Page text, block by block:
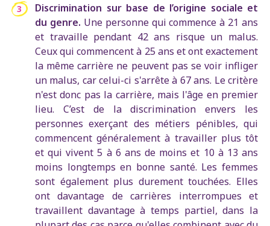
Discrimination sur base de l’origine sociale et
du genre. Une personne qui commence à 21 ans
et travaille pendant 42 ans risque un malus.
Ceux qui commencent à 25 ans et ont exactement
la même carrière ne peuvent pas se voir infliger
un malus, car celui-ci s'arrête à 67 ans. Le critère
n'est donc pas la carrière, mais l'âge en premier
lieu. C’est de la discrimination envers les
personnes exerçant des métiers pénibles, qui
commencent généralement à travailler plus tôt
et qui vivent 5 à 6 ans de moins et 10 à 13 ans
moins longtemps en bonne santé. Les femmes
sont également plus durement touchées. Elles
ont davantage de carrières interrompues et
travaillent davantage à temps partiel, dans la